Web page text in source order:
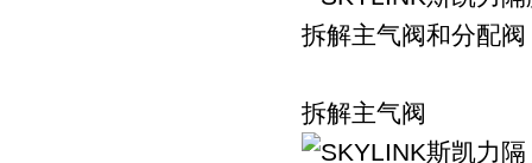
拆解主气阀